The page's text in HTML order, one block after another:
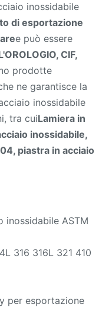
inossidabile
di esportazione
e può essere
CIF,
prodotte
ne garantisce la
inossidabile
tra cuiLamiera in
inossidabile,
piastra in acciaio
inossidabile ASTM
316 316L 321 410
per esportazione